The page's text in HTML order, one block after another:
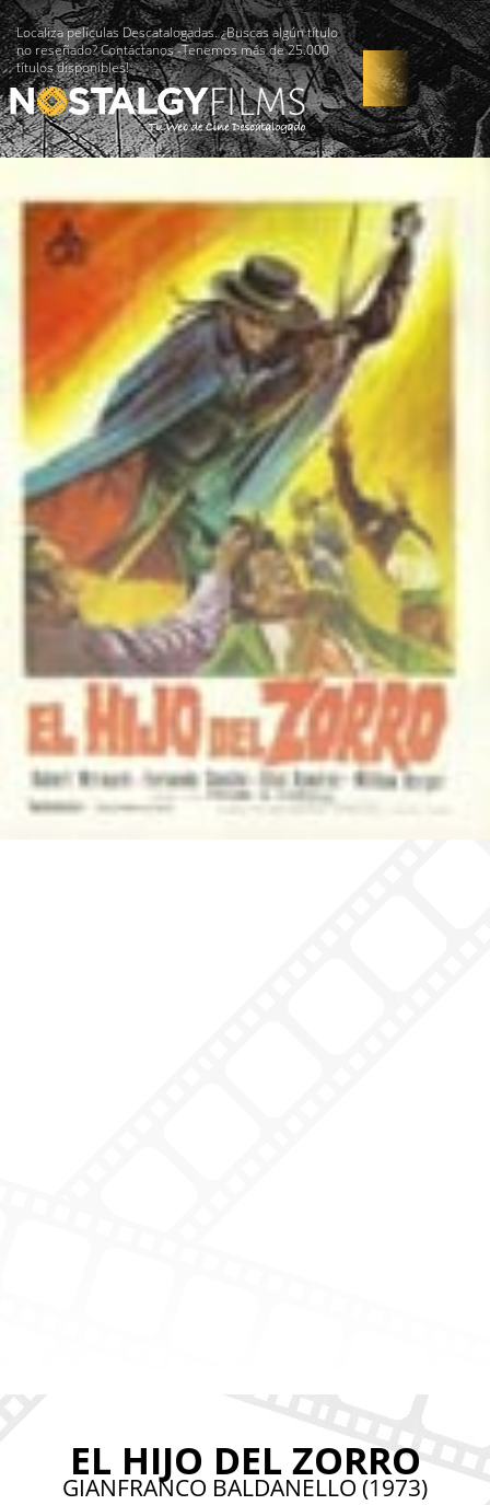
Localiza películas Descatalogadas. ¿Buscas algún título
no reseñado? Contáctanos -Tenemos más de 25.000
títulos disponibles!
EL HIJO DEL ZORRO
GIANFRANCO BALDANELLO (1973)